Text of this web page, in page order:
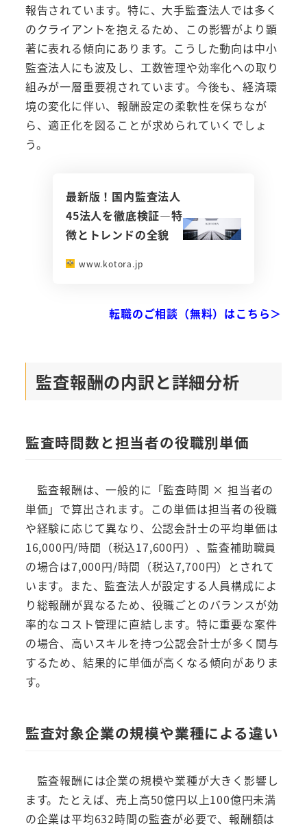
報告されています。特に、大手監査法人では多く
のクライアントを抱えるため、この影響がより顕
著に表れる傾向にあります。こうした動向は中小
監査法人にも波及し、工数管理や効率化への取り
組みが一層重要視されています。今後も、経済環
境の変化に伴い、報酬設定の柔軟性を保ちなが
ら、適正化を図ることが求められていくでしょ
う。
最新版！国内監査法人
45法人を徹底検証―特
徴とトレンドの全貌
www.kotora.jp
転職のご相談（無料）はこちら＞
監査報酬の内訳と詳細分析
監査時間数と担当者の役職別単価
監査報酬は、一般的に「監査時間 × 担当者の
単価」で算出されます。この単価は担当者の役職
や経験に応じて異なり、公認会計士の平均単価は
16,000円/時間（税込17,600円）、監査補助職員
の場合は7,000円/時間（税込7,700円）とされて
います。また、監査法人が設定する人員構成によ
り総報酬が異なるため、役職ごとのバランスが効
率的なコスト管理に直結します。特に重要な案件
の場合、高いスキルを持つ公認会計士が多く関与
するため、結果的に単価が高くなる傾向がありま
す。
監査対象企業の規模や業種による違い
監査報酬には企業の規模や業種が大きく影響し
ます。たとえば、売上高50億円以上100億円未満
の企業は平均632時間の監査が必要で、報酬額は